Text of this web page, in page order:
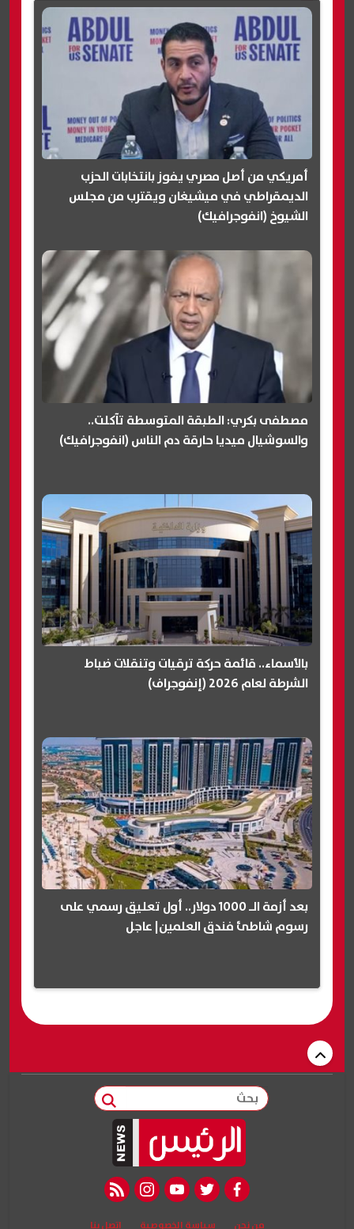
أمريكي من أصل مصري يفوز بانتخابات الحزب
الديمقراطي في ميشيغان ويقترب من مجلس
الشيوخ (انفوجرافيك)
مصطفى بكري: الطبقة المتوسطة تآكلت..
والسوشيال ميديا حارقة دم الناس (انفوجرافيك)
بالأسماء.. قائمة حركة ترقيات وتنقلات ضباط
الشرطة لعام 2026 (إنفوجراف)
بعد أزمة الـ 1000 دولار.. أول تعليق رسمي على
رسوم شاطئ فندق العلمين| عاجل
بحث
facebook
twitter
youtube
instagram
rss feed
من نحن سياسة الخصوصية اتصل بنا